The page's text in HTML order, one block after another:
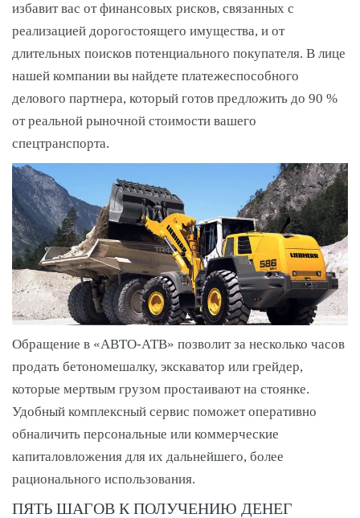
избавит вас от финансовых рисков, связанных с
реализацией дорогостоящего имущества, и от
длительных поисков потенциального покупателя. В лице
нашей компании вы найдете платежеспособного
делового партнера, который готов предложить до 90 %
от реальной рыночной стоимости вашего
спецтранспорта.
Обращение в «АВТО-АТВ» позволит за несколько часов
продать бетономешалку, экскаватор или грейдер,
которые мертвым грузом простаивают на стоянке.
Удобный комплексный сервис поможет оперативно
обналичить персональные или коммерческие
капиталовложения для их дальнейшего, более
рационального использования.
ПЯТЬ ШАГОВ К ПОЛУЧЕНИЮ ДЕНЕГ